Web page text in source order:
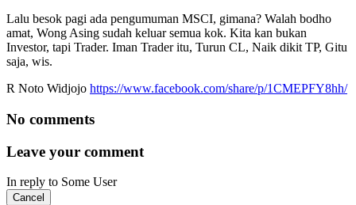
Lalu besok pagi ada pengumuman MSCI, gimana? Walah bodho
amat, Wong Asing sudah keluar semua kok. Kita kan bukan
Investor, tapi Trader. Iman Trader itu, Turun CL, Naik dikit TP, Gitu
saja, wis.
R Noto Widjojo https://www.facebook.com/share/p/1CMEPFY8hh/
No comments
Leave your comment
In reply to Some User
Cancel